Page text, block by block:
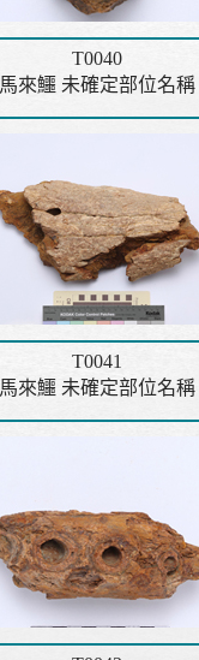
T0040
馬來鱷 未確定部位名稱
T0041
馬來鱷 未確定部位名稱